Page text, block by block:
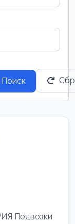
Поиск
Подвозки